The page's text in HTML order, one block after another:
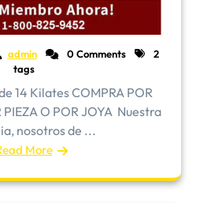
admin 0 Comments
2
tags
14 Kilates COMPRA POR
PIEZA O POR JOYA Nuestra
nosotros de ...
More